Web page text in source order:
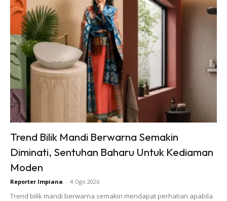
Trend Bilik Mandi Berwarna Semakin
Diminati, Sentuhan Baharu Untuk Kediaman
Moden
Reporter Impiana - 4 Ogo 2026
Trend bilik mandi berwarna semakin mendapat perhatian apabila